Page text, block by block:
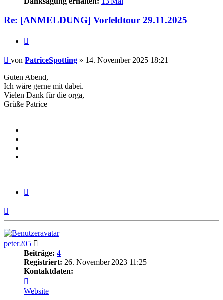
Re: [ANMELDUNG] Vorfeldtour 29.11.2025
Beitrag
von PatriceSpotting » 14. November 2025 18:21
Guten Abend,
Ich wäre gerne mit dabei.
Vielen Dank für die orga,
Grüße Patrice
peter205
Beiträge: 4
Registriert: 26. November 2023 11:25
Kontaktdaten:
von
peter205
Website